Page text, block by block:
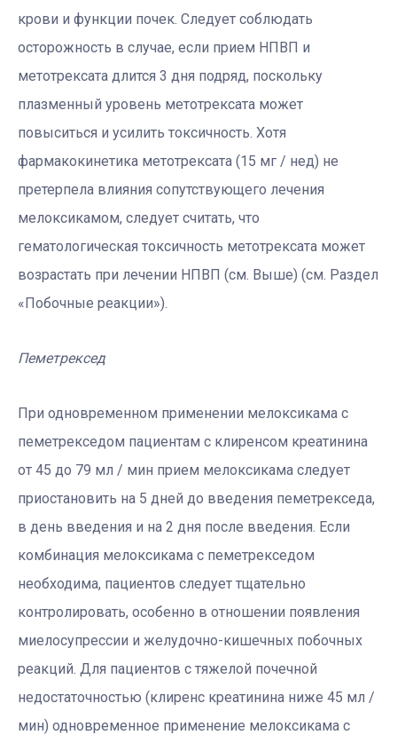
крови и функции почек. Следует соблюдать
осторожность в случае, если прием НПВП и
метотрексата длится 3 дня подряд, поскольку
плазменный уровень метотрексата может
повыситься и усилить токсичность. Хотя
фармакокинетика метотрексата (15 мг / нед) не
претерпела влияния сопутствующего лечения
мелоксикамом, следует считать, что
гематологическая токсичность метотрексата может
возрастать при лечении НПВП (см. Выше) (см. Раздел
«Побочные реакции»).
Пеметрексед
При одновременном применении мелоксикама с
пеметрекседом пациентам с клиренсом креатинина
от 45 до 79 мл / мин прием мелоксикама следует
приостановить на 5 дней до введения пеметрекседа,
в день введения и на 2 дня после введения. Если
комбинация мелоксикама с пеметрекседом
необходима, пациентов следует тщательно
контролировать, особенно в отношении появления
миелосупрессии и желудочно-кишечных побочных
реакций. Для пациентов с тяжелой почечной
недостаточностью (клиренс креатинина ниже 45 мл /
мин) одновременное применение мелоксикама с